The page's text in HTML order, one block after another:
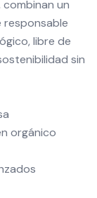
un
responsable
libre de
sin
orgánico